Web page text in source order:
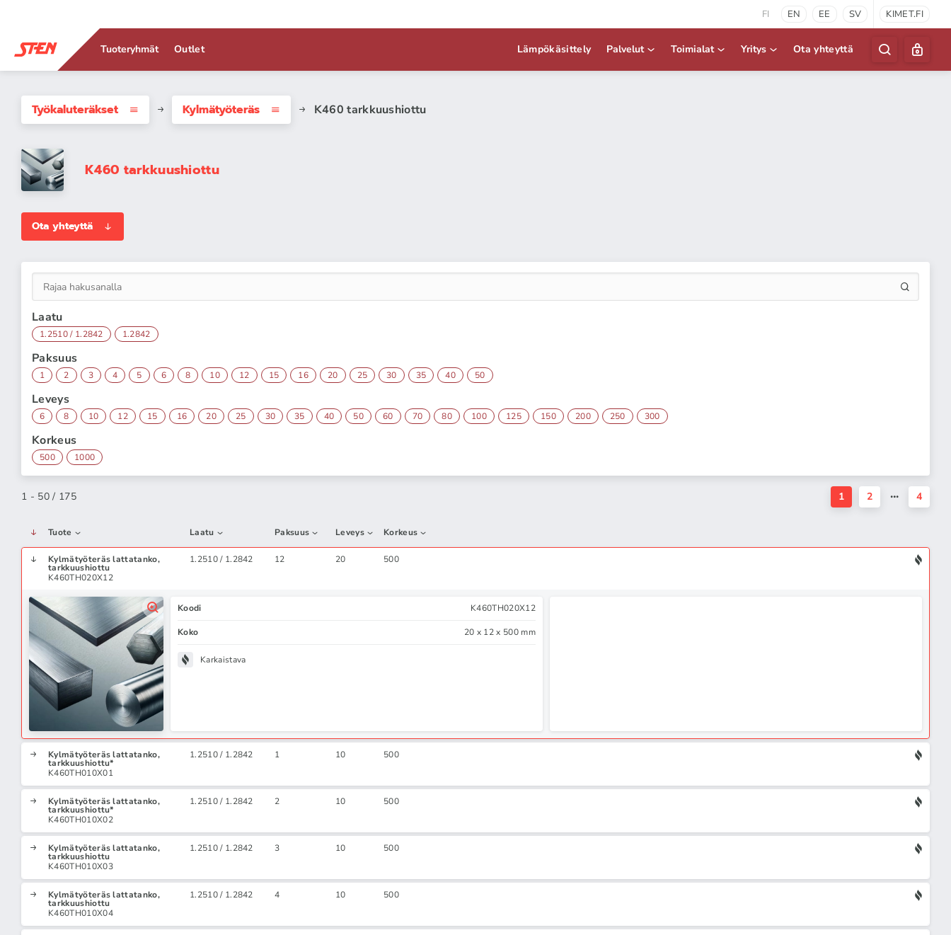
FI EN EE SV KIMET.FI
Tuoteryhmät Outlet Lämpökäsittely Palvelut Toimialat Yritys Ota yhteyttä
Työkaluteräkset Kylmätyöteräs K460 tarkkuushiottu
K460 tarkkuushiottu
Ota yhteyttä
Laatu
1.2510 / 1.2842 1.2842
Paksuus
1 2 3 4 5 6 8 10 12 15 16 20 25 30 35 40 50
Leveys
6 8 10 12 15 16 20 25 30 35 40 50 60 70 80 100 125 150 200 250 300
Korkeus
500 1000
1 - 50 / 175 1 2 4
Tuote Laatu Paksuus Leveys Korkeus
Kylmätyöteräs lattatanko,
tarkkuushiottu
K460TH020X12
1.2510 / 1.2842 12 20 500
Koodi K460TH020X12
Koko 20 x 12 x 500 mm
Karkaistava
Kylmätyöteräs lattatanko,
tarkkuushiottu*
K460TH010X01
1.2510 / 1.2842 1 10 500
Kylmätyöteräs lattatanko,
tarkkuushiottu*
K460TH010X02
1.2510 / 1.2842 2 10 500
Kylmätyöteräs lattatanko,
tarkkuushiottu
K460TH010X03
1.2510 / 1.2842 3 10 500
Kylmätyöteräs lattatanko,
tarkkuushiottu
K460TH010X04
1.2510 / 1.2842 4 10 500